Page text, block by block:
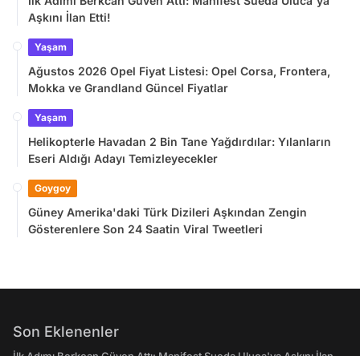
Aşkını İlan Etti!
Yaşam
Ağustos 2026 Opel Fiyat Listesi: Opel Corsa, Frontera,
Mokka ve Grandland Güncel Fiyatlar
Yaşam
Helikopterle Havadan 2 Bin Tane Yağdırdılar: Yılanların
Eseri Aldığı Adayı Temizleyecekler
Goygoy
Güney Amerika'daki Türk Dizileri Aşkından Zengin
Gösterenlere Son 24 Saatin Viral Tweetleri
Son Eklenenler